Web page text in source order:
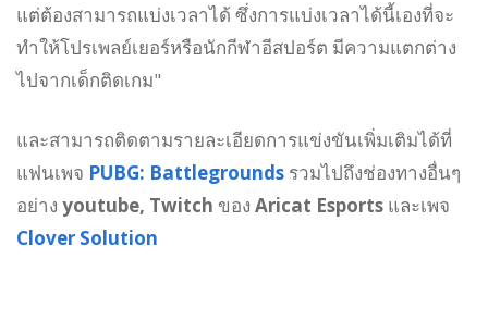
แต่ต้องสามารถแบ่งเวลาได้ ซึ่งการแบ่งเวลาได้นี้เองที่จะ
ทำให้โปรเพลย์เยอร์หรือนักกีฬาอีสปอร์ต มีความแตกต่าง
ไปจากเด็กติดเกม"
และสามารถติดตามรายละเอียดการแข่งขันเพิ่มเติมได้ที่
แฟนเพจ PUBG: Battlegrounds รวมไปถึงช่องทางอื่นๆ
อย่าง youtube, Twitch ของ Aricat Esports และเพจ
Clover Solution